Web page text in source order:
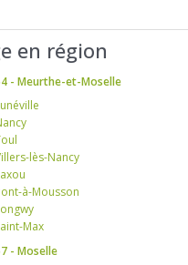
en région
- Meurthe-et-Moselle
lès-Nancy
à-Mousson
Max
- Moselle